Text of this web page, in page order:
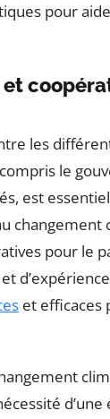
pour
les
le
est
changement
pour le
et efficaces